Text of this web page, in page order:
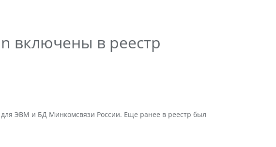
включены в реестр
ЭВМ и БД Минкомсвязи России. Еще ранее в реестр был